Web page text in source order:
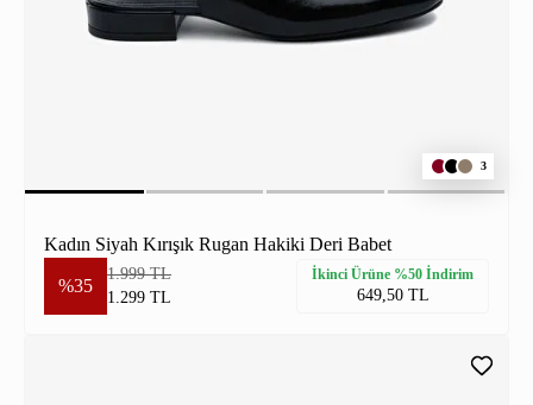
3
Kadın Siyah Kırışık Rugan Hakiki Deri Babet
%35
1.999 TL
1.299 TL
İkinci Ürüne %50 İndirim
649,50 TL